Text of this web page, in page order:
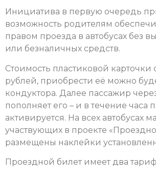
Инициатива в первую очередь
возможность родителям
правом проезда в автобусах без
или безналичных средств.
Стоимость пластиковой карточки
рублей, приобрести её можно
кондуктора. Далее пассажир
пополняет его – и в течение часа
активируется. На всех автобусах
участвующих в проекте
размещены наклейки
Проездной билет имеет два